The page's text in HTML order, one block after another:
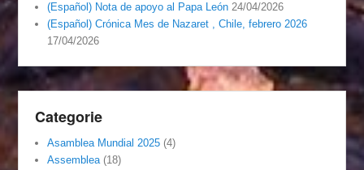
(Español) Nota de apoyo al Papa León 24/04/2026
(Español) Crónica Mes de Nazaret , Chile, febrero 2026
17/04/2026
Categorie
Asamblea Mundial 2025 (4)
Assemblea(18)